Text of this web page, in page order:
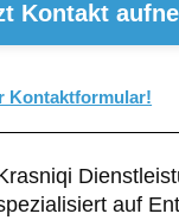
Kontakt
Kontaktformular!
auf